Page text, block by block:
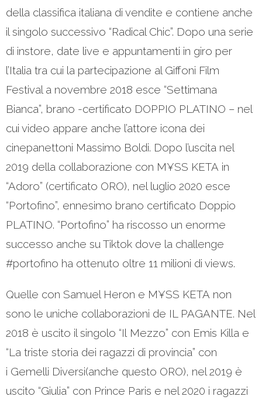
della classifica italiana di vendite e contiene anche
il singolo successivo “Radical Chic”. Dopo una serie
di instore, date live e appuntamenti in giro per
l’Italia tra cui la partecipazione al Giffoni Film
Festival a novembre 2018 esce “Settimana
Bianca”, brano -certificato DOPPIO PLATINO – nel
cui video appare anche l’attore icona dei
cinepanettoni Massimo Boldi. Dopo l’uscita nel
2019 della collaborazione con M¥SS KETA in
“Adoro” (certificato ORO), nel luglio 2020 esce
“Portofino”, ennesimo brano certificato Doppio
PLATINO. “Portofino” ha riscosso un enorme
successo anche su Tiktok dove la challenge
#portofino ha ottenuto oltre 11 milioni di views.
Quelle con Samuel Heron e M¥SS KETA non
sono le uniche collaborazioni de IL PAGANTE. Nel
2018 è uscito il singolo “Il Mezzo” con Emis Killa e
“La triste storia dei ragazzi di provincia” con
i Gemelli Diversi(anche questo ORO), nel 2019 è
uscito “Giulia” con Prince Paris e nel 2020 i ragazzi